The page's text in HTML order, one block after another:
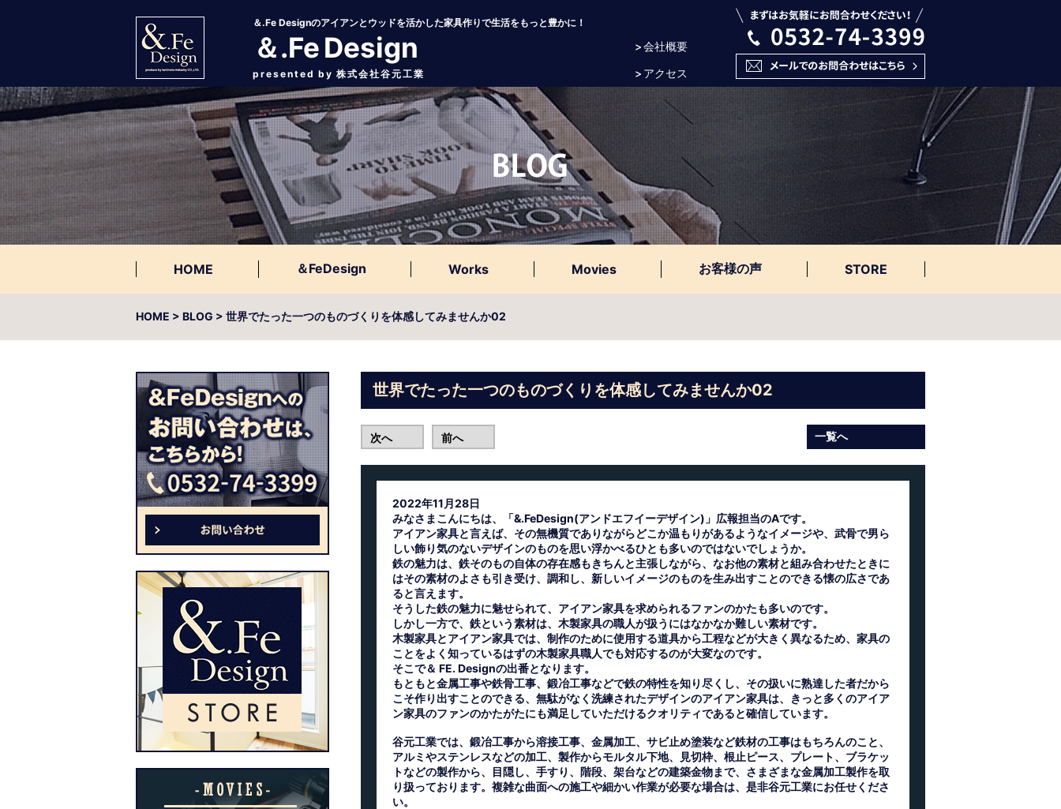
＆.Fe Designのアイアンとウッドを活かした家具作りで生活をもっと豊かに！
＆.Fe Design
presented by 株式会社谷元工業
> 会社概要
> アクセス
HOME ＆FeDesign Works Movies お客様の声 STORE
HOME > BLOG > 世界でたった一つのものづくりを体感してみませんか02
世界でたった一つのものづくりを体感してみませんか02
次へ 前へ 一覧へ
2022年11月28日
みなさまこんにちは、「&.FeDesign(アンドエフイーデザイン)」広報担当のAです。
アイアン家具と言えば、その無機質でありながらどこか温もりがあるようなイメージや、武骨で男ら
しい飾り気のないデザインのものを思い浮かべるひとも多いのではないでしょうか。
鉄の魅力は、鉄そのもの自体の存在感もきちんと主張しながら、なお他の素材と組み合わせたときに
はその素材のよさも引き受け、調和し、新しいイメージのものを生み出すことのできる懐の広さであ
ると言えます。
そうした鉄の魅力に魅せられて、アイアン家具を求められるファンのかたも多いのです。
しかし一方で、鉄という素材は、木製家具の職人が扱うにはなかなか難しい素材です。
木製家具とアイアン家具では、制作のために使用する道具から工程などが大きく異なるため、家具の
ことをよく知っているはずの木製家具職人でも対応するのが大変なのです。
そこで＆ FE. Designの出番となります。
もともと金属工事や鉄骨工事、鍛冶工事などで鉄の特性を知り尽くし、その扱いに熟達した者だから
こそ作り出すことのできる、無駄がなく洗練されたデザインのアイアン家具は、きっと多くのアイア
ン家具のファンのかたがたにも満足していただけるクオリティであると確信しています。
谷元工業では、鍛冶工事から溶接工事、金属加工、サビ止め塗装など鉄材の工事はもちろんのこと、
アルミやステンレスなどの加工、製作からモルタル下地、見切枠、根止ピース、プレート、ブラケッ
トなどの製作から、目隠し、手すり、階段、架台などの建築金物まで、さまざまな金属加工製作を取
り扱っております。複雑な曲面への施工や細かい作業が必要な場合は、是非谷元工業にお任せくださ
い。